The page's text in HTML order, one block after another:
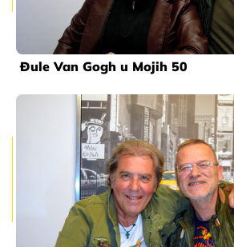
Đule Van Gogh u Mojih 50